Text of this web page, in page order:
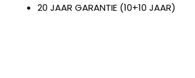
20 JAAR GARANTIE (10+10 JAAR)